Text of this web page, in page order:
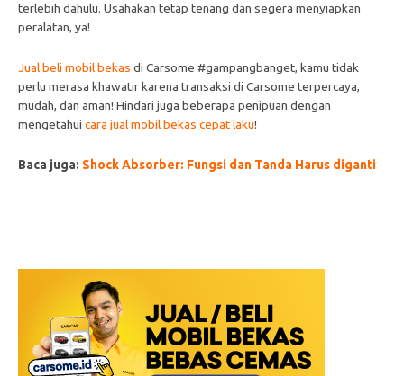
terlebih dahulu. Usahakan tetap tenang dan segera menyiapkan
peralatan, ya!
Jual beli mobil bekas di Carsome #gampangbanget, kamu tidak
perlu merasa khawatir karena transaksi di Carsome terpercaya,
mudah, dan aman! Hindari juga beberapa penipuan dengan
mengetahui cara jual mobil bekas cepat laku!
Baca juga: Shock Absorber: Fungsi dan Tanda Harus diganti